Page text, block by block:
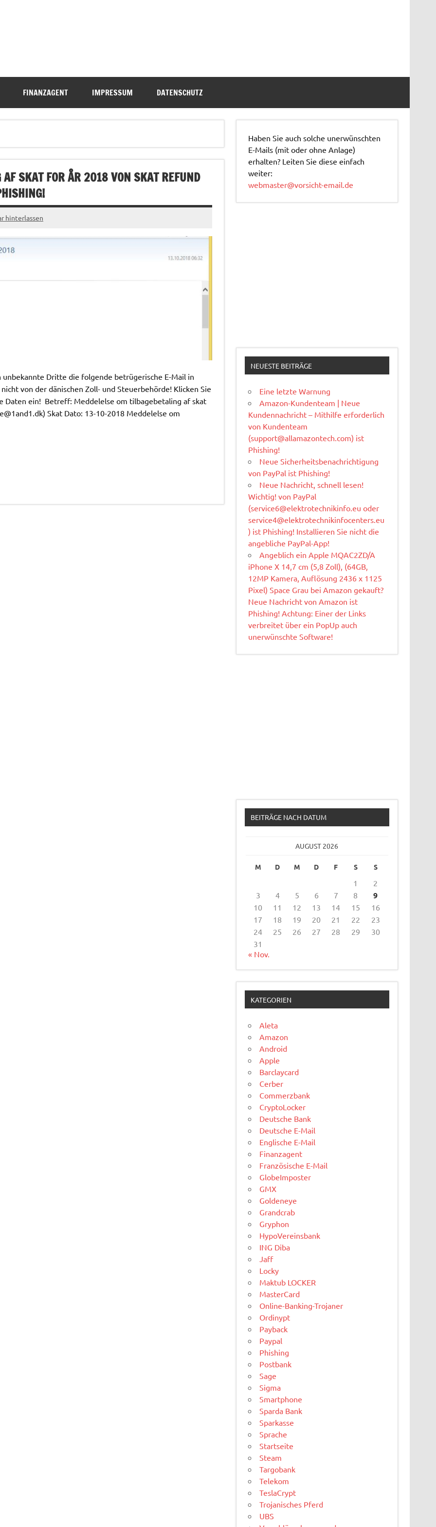
FINANZAGENT IMPRESSUM DATENSCHUTZ
SKAT FOR ÅR 2018 VON SKAT REFUND
hinterlassen
Dritte die folgende betrügerische E-Mail in
von der dänischen Zoll- und Steuerbehörde! Klicken Sie
Daten ein! Betreff: Meddelelse om tilbagebetaling af skat
) Skat Dato: 13-10-2018 Meddelelse om
Haben Sie auch solche unerwünschten
E-Mails (mit oder ohne Anlage)
erhalten? Leiten Sie diese einfach
weiter:
webmaster@vorsicht-email.de
NEUESTE BEITRÄGE
Eine letzte Warnung
Amazon-Kundenteam | Neue
Kundennachricht – Mithilfe erforderlich
von Kundenteam
(support@allamazontech.com) ist
Phishing!
Neue Sicherheitsbenachrichtigung
von PayPal ist Phishing!
Neue Nachricht, schnell lesen!
Wichtig! von PayPal
(service6@elektrotechnikinfo.eu oder
service4@elektrotechnikinfocenters.eu
) ist Phishing! Installieren Sie nicht die
angebliche PayPal-App!
Angeblich ein Apple MQAC2ZD/A
iPhone X 14,7 cm (5,8 Zoll), (64GB,
12MP Kamera, Auflösung 2436 x 1125
Pixel) Space Grau bei Amazon gekauft?
Neue Nachricht von Amazon ist
Phishing! Achtung: Einer der Links
verbreitet über ein PopUp auch
unerwünschte Software!
BEITRÄGE NACH DATUM
AUGUST 2026
M D M D F S S
1
2
3
4 5 6 7 8 9
10 11 12 13 14 15
16
17
18 19 20 21 22
23
24
25 26 27 28 29
30
31
« Nov.
KATEGORIEN
Aleta
Amazon
Android
Apple
Barclaycard
Cerber
Commerzbank
CryptoLocker
Deutsche Bank
Deutsche E-Mail
Englische E-Mail
Finanzagent
Französische E-Mail
GlobeImposter
GMX
Goldeneye
Grandcrab
Gryphon
HypoVereinsbank
ING Diba
Jaff
Locky
Maktub LOCKER
MasterCard
Online-Banking-Trojaner
Ordinypt
Payback
Paypal
Phishing
Postbank
Sage
Sigma
Smartphone
Sparda Bank
Sparkasse
Sprache
Startseite
Steam
Targobank
Telekom
TeslaCrypt
Trojanisches Pferd
UBS